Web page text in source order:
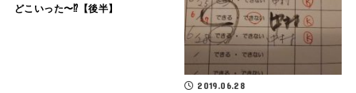
どこいった〜⁉︎【後半】
2019.06.28